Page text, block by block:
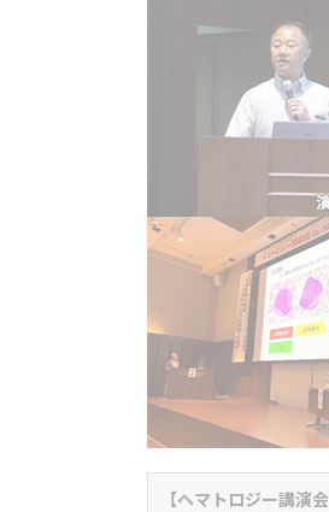
【ヘマトロジー講演